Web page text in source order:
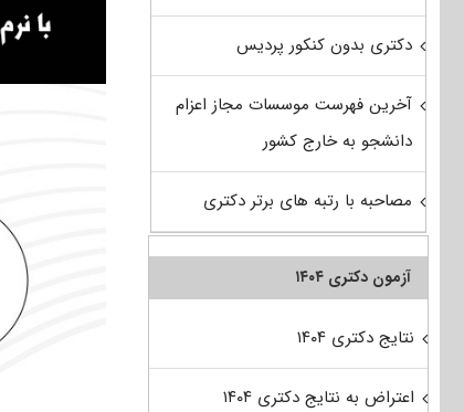
دکتری بدون کنکور پردیس
آخرین فهرست موسسات مجاز اعزام
دانشجو به خارج کشور
مصاحبه با رتبه های برتر دکتری
آزمون دکتری ۱۴۰۴
نتایج دکتری ۱۴۰۴
اعتراض به نتایج دکتری ۱۴۰۴